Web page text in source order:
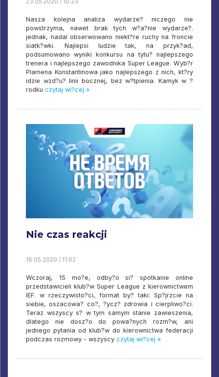
Nasza kolejna analiza wydarze? niczego nie
powstrzyma, nawet brak tych w?a?nie wydarze?.
jednak, nadal obserwowano niekt?re ruchy na froncie
siatk?wki. Najlepsi ludzie tak, na przyk?ad,
podsumowano wyniki konkursu na tytu? najlepszego
trenera i najlepszego zawodnika Super League. Wyb?r
Plamena Konstantinowa jako najlepszego z nich, kt?ry
idzie wzd?u? linii bocznej, bez w?tpienia. Kamyk w ?
rodku czytaj wi?cej »
Nie czas reakcji
16.05.2020 / 11:02
Wczoraj, 15 mo?e, odby?o si? spotkanie online
przedstawicieli klub?w Super League z kierownictwem
IEF. w rzeczywisto?ci, format by? taki: Sp?jrzcie na
siebie, oszacowa? co?, ?ycz? zdrowia i cierpliwo?ci.
Teraz wszyscy s? w tym samym stanie zawieszenia,
dlatego nie dosz?o do powa?nych rozm?w, ani
jednego pytania od klub?w do kierownictwa federacji
podczas rozmowy - wszyscy czytaj wi?cej »